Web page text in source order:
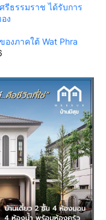
รีธรรมราช ได้รับการ
ง
งภาคใต้ Wat Phra